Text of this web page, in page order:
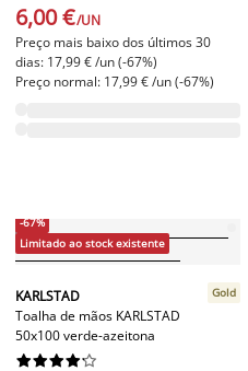
6,00 €/UN
Preço mais baixo dos últimos 30
dias: 17,99 € /un (-67%)
Preço normal: 17,99 € /un (-67%)
-67%
Limitado ao stock existente
KARLSTAD
Toalha de mãos KARLSTAD
50x100 verde-azeitona
Gold





